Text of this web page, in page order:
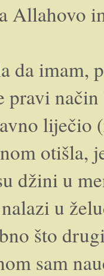
Allahovo
da imam,
liječio
otišla,
džini u
u
što
sam